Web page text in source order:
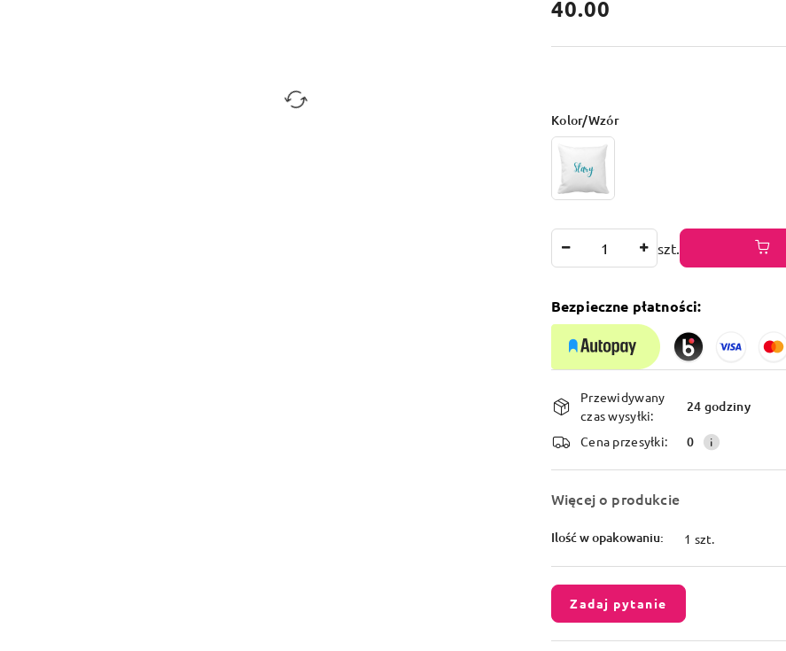
cena:
40.00
Wariant
Kolor/Wzór
szt.
Bezpieczne płatności:
Dostępność
i
dostawa
Przewidywany
czas wysyłki:
24 godziny
Cena przesyłki: 0
Więcej o produkcie
Ilość w opakowaniu: 1 szt.
Zadaj pytanie